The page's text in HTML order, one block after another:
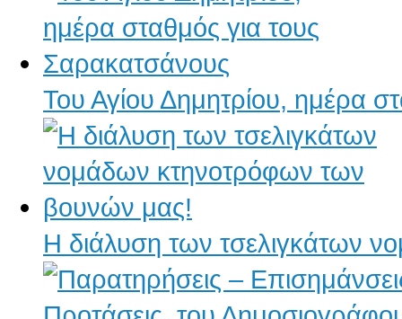
Του Αγίου Δημητρίου, ημέρα
Η διάλυση των τσελιγκάτων